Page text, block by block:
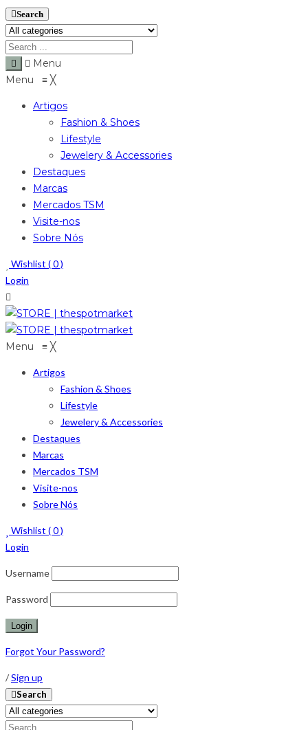
Search
Menu
Menu ≡ ╳
Artigos
Fashion & Shoes
Lifestyle
Jewelery & Accessories
Destaques
Marcas
Mercados TSM
Visite-nos
Sobre Nós
Wishlist (0)
Login
Menu ≡ ╳
Artigos
Fashion & Shoes
Lifestyle
Jewelery & Accessories
Destaques
Marcas
Mercados TSM
Visite-nos
Sobre Nós
Wishlist (0)
Login
Username
Password
Forgot Your Password?
/Sign up
Search